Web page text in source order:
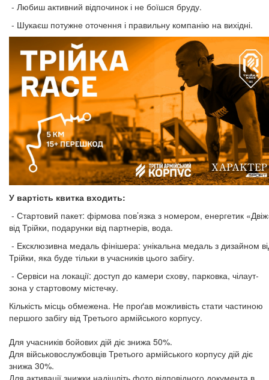
- Любиш активний відпочинок і не боїшся бруду.
- Шукаєш потужне оточення і правильну компанію на вихідні.
У вартість квитка входить:
- Стартовий пакет: фірмова пов’язка з номером, енергетик
від Трійки, подарунки від партнерів, вода.
- Ексклюзивна медаль фінішера: унікальна медаль з дизайном
Трійки, яка буде тільки в учасників цього забігу.
- Сервіси на локації: доступ до камери схову, парковка, чілаут-
зона у стартовому містечку.
Кількість місць обмежена. Не проґав можливість стати частиною
першого забігу від Третього армійського корпусу.
Для учасників бойових дій діє знижа 50%.
Для військовослужбовців Третього армійського корпусу дій діє
знижа 30%.
Для активації знижки надішліть фото відповідного документа в